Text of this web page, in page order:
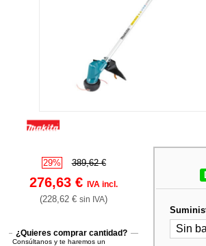
29% 389,62 €
276,63 €IVA incl.
(228,62 €sin IVA)
¿Quieres comprar cantidad?
Consúltanos y te haremos un